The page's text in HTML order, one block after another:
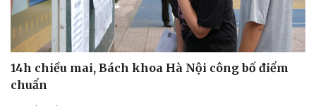
14h chiều mai, Bách khoa Hà Nội công bố điểm
chuẩn